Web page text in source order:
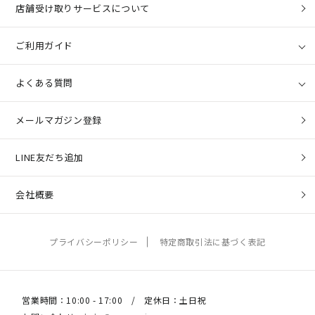
店舗受け取りサービスについて
ご利用ガイド
よくある質問
メールマガジン登録
LINE友だち追加
会社概要
プライバシーポリシー 特定商取引法に基づく表記
営業時間：10:00 - 17:00 / 定休日：土日祝